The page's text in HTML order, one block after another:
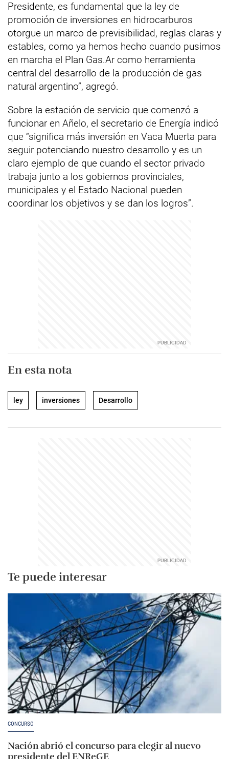
Presidente, es fundamental que la ley de
promoción de inversiones en hidrocarburos
otorgue un marco de previsibilidad, reglas claras y
estables, como ya hemos hecho cuando pusimos
en marcha el Plan Gas.Ar como herramienta
central del desarrollo de la producción de gas
natural argentino”, agregó.
Sobre la estación de servicio que comenzó a
funcionar en Añelo, el secretario de Energía indicó
que “significa más inversión en Vaca Muerta para
seguir potenciando nuestro desarrollo y es un
claro ejemplo de que cuando el sector privado
trabaja junto a los gobiernos provinciales,
municipales y el Estado Nacional pueden
coordinar los objetivos y se dan los logros”.
En esta nota
ley inversiones Desarrollo
Te puede interesar
CONCURSO
Nación abrió el concurso para elegir al nuevo
presidente del ENReGE